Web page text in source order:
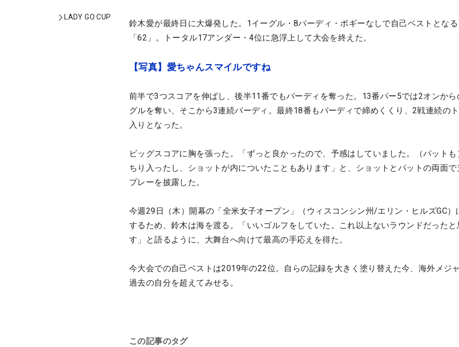
LADY GO CUP
鈴木愛が最終日に大爆発した。1イーグル・8バーディ・ボギーなしで自己ベストとなる
「62」。トータル17アンダー・4位に急浮上して大会を終えた。
【写真】愛ちゃんスマイルですね
前半で3つスコアを伸ばし、後半11番でもバーディを奪った。13番パー5では2オンから
グルを奪い、そこから3連続バーディ。最終18番もバーディで締めくくり、2戦連続の
入りとなった。
ビッグスコアに胸を張った。「ずっと良かったので、予感はしていました。（パットも
ちり入ったし、ショットが内についたこともあります」と、ショットとパットの両面で
プレーを披露した。
今週29日（木）開幕の「全米女子オープン」（ウィスコンシン州/エリン・ヒルズGC）
するため、鈴木は海を渡る。「いいゴルフをしていた。これ以上ないラウンドだったと
す」と語るように、大舞台へ向けて最高の手応えを得た。
今大会での自己ベストは2019年の22位。自らの記録を大きく塗り替えた今、海外メジ
過去の自分を超えてみせる。
この記事のタグ